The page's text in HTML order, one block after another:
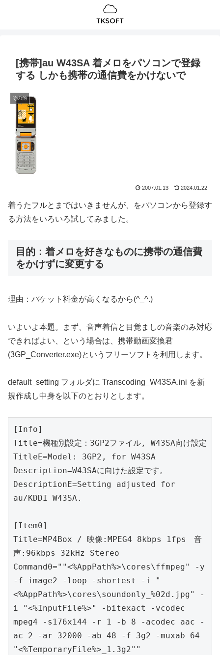
[携帯]au W43SA 着メロをパソコンで登録
する しかも携帯の通信費をかけないで
その他
2007.01.13 2024.01.22
着うたフルとまではいきませんが、をパソコンから登録す
る方法をいろいろ試してみました。
目的：着メロを好きなものに携帯の通信費
をかけずに変更する
理由：パケット料金が高くなるから(^_^.)
いよいよ本題。まず、音声着信と目覚ましの音楽のみ対応
できればよい、という場合は、携帯動画変換君
(3GP_Converter.exe)というフリーソフトを利用します。
default_setting フォルダに Transcoding_W43SA.ini を新
規作成し中身を以下のとおりとします。
[Info]
Title=機種別設定：3GP2ファイル, W43SA向け設定
TitleE=Model: 3GP2, for W43SA
Description=W43SAに向けた設定です。
DescriptionE=Setting adjusted for
au/KDDI W43SA.
[Item0]
Title=MP4Box / 映像:MPEG4 8kbps 1fps　音
声:96kbps 32kHz Stereo
Command0=""<%AppPath%>\cores\ffmpeg" -y
-f image2 -loop -shortest -i "
<%AppPath%>\cores\soundonly_%02d.jpg" -
i "<%InputFile%>" -bitexact -vcodec
mpeg4 -s176x144 -r 1 -b 8 -acodec aac -
ac 2 -ar 32000 -ab 48 -f 3g2 -muxab 64
"<%TemporaryFile%>_1.3g2""